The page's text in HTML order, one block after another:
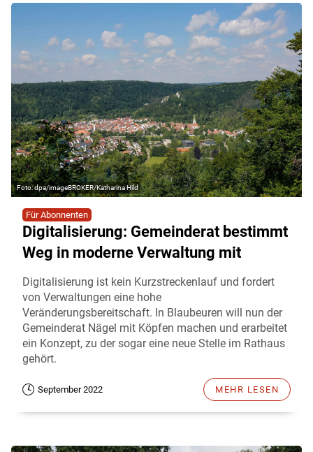
dpa/imageBROKER/Katharina Hild
Für Abonnenten
Digitalisierung: Gemeinderat bestimmt
Weg in moderne Verwaltung mit
Digitalisierung ist kein Kurzstreckenlauf und fordert
von Verwaltungen eine hohe
Veränderungsbereitschaft. In Blaubeuren will nun der
Gemeinderat Nägel mit Köpfen machen und erarbeitet
ein Konzept, zu der sogar eine neue Stelle im Rathaus
gehört.
September 2022 MEHR LESEN